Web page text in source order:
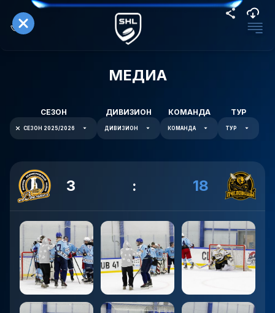
МЕДИА
СЕЗОН
СЕЗОН 2025/2026
ДИВИЗИОН
ДИВИЗИОН
КОМАНДА
КОМАНДА
ТУР
ТУР
3 : 18